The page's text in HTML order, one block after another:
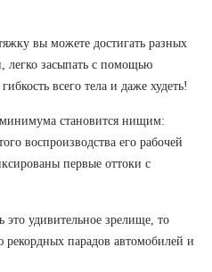
вы можете достигать разных
легко засыпать с помощью
всего тела и даже худеть!
становится нищим:
воспроизводства его рабочей
первые оттоки с
удивительное зрелище, то
рекордных парадов автомобилей и